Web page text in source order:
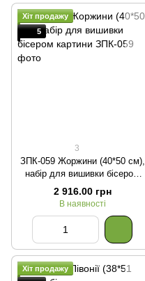
Хіт продажу
5
3
ЗПК-059 Жоржини (40*50 см),
набір для вишивки бісером
картини
2 916.00 грн
В наявності
Хіт продажу